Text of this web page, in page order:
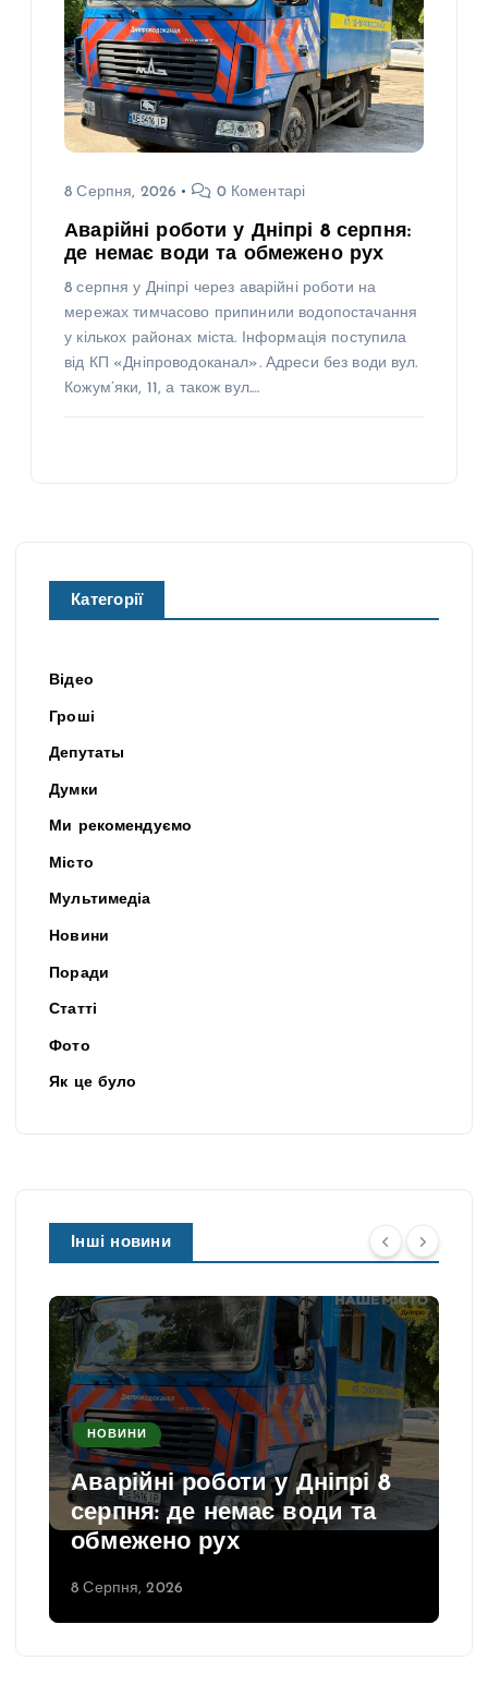
8 Серпня, 2026 0 Коментарі
Аварійні роботи у Дніпрі 8 серпня:
де немає води та обмежено рух
8 серпня у Дніпрі через аварійні роботи на
мережах тимчасово припинили водопостачання
у кількох районах міста. Інформація поступила
від КП «Дніпроводоканал». Адреси без води вул.
Кожум’яки, 11, а також вул.…
Категорії
Відео
Гроші
Депутаты
Думки
Ми рекомендуємо
Місто
Мультимедіа
Новини
Поради
Статті
Фото
Як це було
Інші новини
НОВИНИ
Аварійні роботи у Дніпрі 8
серпня: де немає води та
обмежено рух
8 Серпня, 2026